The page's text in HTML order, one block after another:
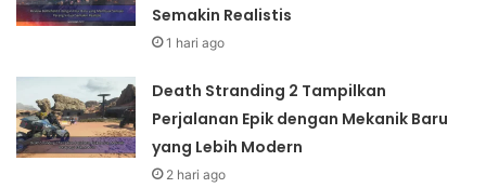
Semakin Realistis
1 hari ago
Death Stranding 2 Tampilkan
Perjalanan Epik dengan Mekanik Baru
yang Lebih Modern
2 hari ago